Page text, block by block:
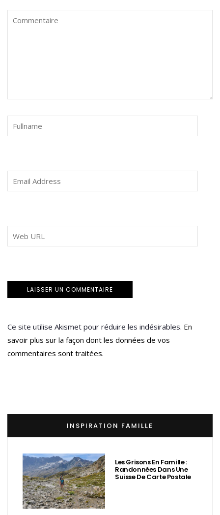
Ce site utilise Akismet pour réduire les indésirables. En
savoir plus sur la façon dont les données de vos
commentaires sont traitées.
INSPIRATION FAMILLE
Les Grisons En Famille :
Randonnées Dans Une
Suisse De Carte Postale